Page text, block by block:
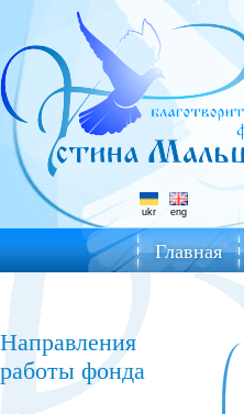
ukr eng
Главная
Направления
работы фонда